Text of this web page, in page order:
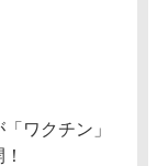
ワクチン」